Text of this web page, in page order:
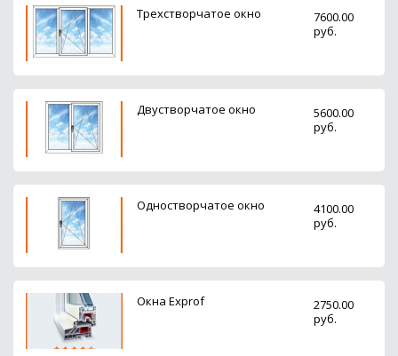
Трехстворчатое окно
7600.00
руб.
Двустворчатое окно
5600.00
руб.
Одностворчатое окно
4100.00
руб.
Окна Exprof
2750.00
руб.